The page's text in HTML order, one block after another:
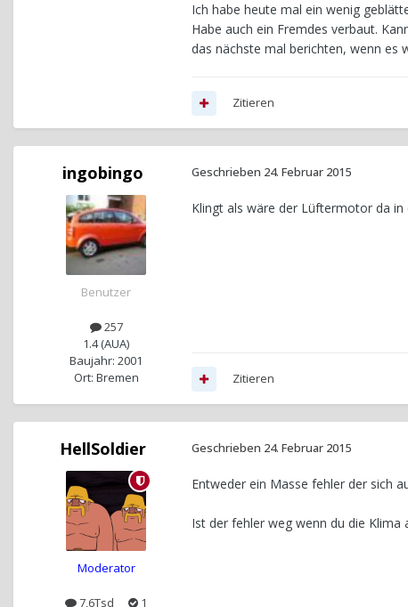
Ich habe heute mal ein wenig
Habe auch ein Fremdes verbaut.
das nächste mal berichten, wenn es
Zitieren
ingobingo
Benutzer
257
1.4 (AUA)
Baujahr: 2001
Ort: Bremen
Geschrieben 24. Februar 2015
Klingt als wäre der Lüftermotor da
Zitieren
HellSoldier
Moderator
7,6Tsd
1
Geschrieben 24. Februar 2015
Entweder ein Masse fehler der sich
Ist der fehler weg wenn du die Klima